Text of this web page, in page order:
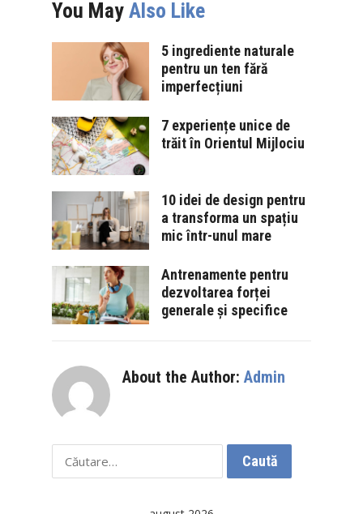
You May Also Like
5 ingrediente naturale
pentru un ten fără
imperfecțiuni
7 experiențe unice de
trăit în Orientul Mijlociu
10 idei de design pentru
a transforma un spațiu
mic într-unul mare
Antrenamente pentru
dezvoltarea forței
generale și specifice
About the Author: Admin
Caută
după: